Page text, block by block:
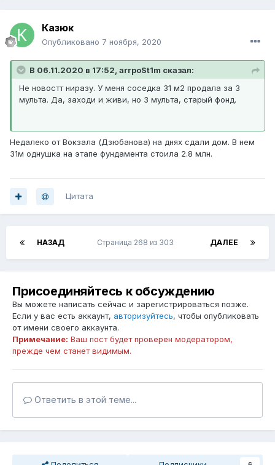
Казюк
Опубликовано 7 ноября, 2020
В 06.11.2020 в 17:52, arrpoSt1m сказал:
Не новостт ниразу. У меня соседка 31 м2 продала за 3
мульта. Да, заходи и живи, но 3 мульта, старый фонд.
Недалеко от Вокзала (Дзюбанова) на днях сдали дом. В нем
31м однушка на этапе фундамента стоила 2.8 млн.
Цитата
НАЗАД ДАЛЕЕ
Страница 268 из 303
Присоединяйтесь к обсуждению
Вы можете написать сейчас и зарегистрироваться позже.
Если у вас есть аккаунт, авторизуйтесь, чтобы опубликовать
от имени своего аккаунта.
Примечание: Ваш пост будет проверен модератором,
прежде чем станет видимым.
Ответить в этой теме...